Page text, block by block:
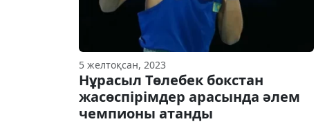
5 желтоқсан, 2023
Нұрасыл Төлебек бокстан
жасөспірімдер арасында әлем
чемпионы атанды